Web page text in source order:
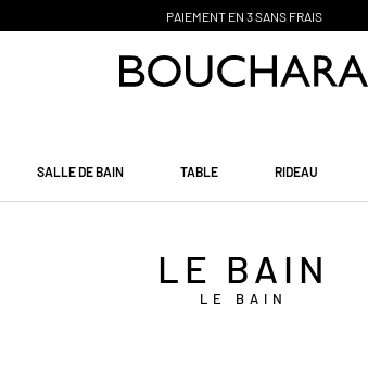
PAIEMENT EN 3 SANS FRAIS
SALLE DE BAIN TABLE RIDEAU
LE BAIN
LE BAIN